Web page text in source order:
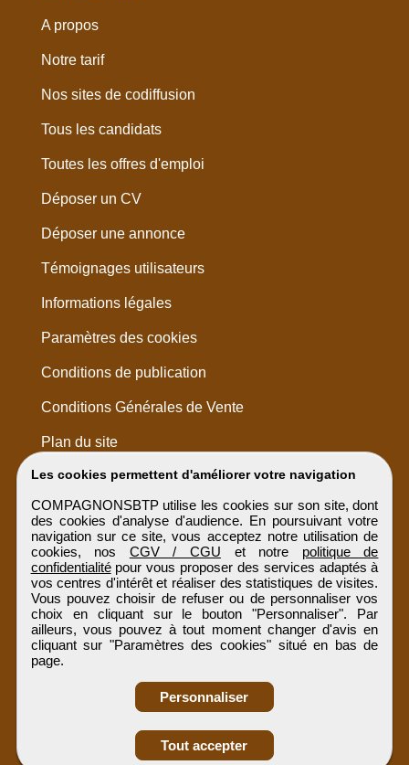
Obtenir ses
Les cookies permettent d'améliorer votre navigation
COMPAGNONSBTP utilise les cookies sur son site, dont
des cookies d'analyse d'audience. En poursuivant votre
navigation sur ce site, vous acceptez notre utilisation de
cookies, nos CGV / CGU et notre politique de
confidentialitépour vous proposer des services adaptés à
vos centres d'intérêt et réaliser des statistiques de visites.
Vous pouvez choisir de refuser ou de personnaliser vos
choix en cliquant sur le bouton "Personnaliser". Par
ailleurs, vous pouvez à tout moment changer d'avis en
cliquant sur "Paramètres des cookies" situé en bas de
page.
Personnaliser
Tout accepter
A propos
Notre tarif
Nos sites de codiffusion
Tous les candidats
Toutes les offres d'emploi
Déposer un CV
Déposer une annonce
Témoignages utilisateurs
Informations légales
Paramètres des cookies
Conditions de publication
Conditions Générales de Vente
Plan du site
COMPAGNONSBTP